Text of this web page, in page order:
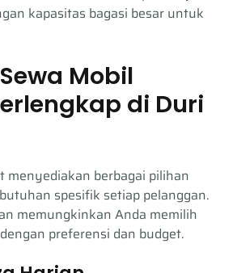
kapasitas bagasi besar untuk
Mobil
di Duri
menyediakan berbagai pilihan
spesifik setiap pelanggan.
memungkinkan Anda memilih
preferensi dan budget.